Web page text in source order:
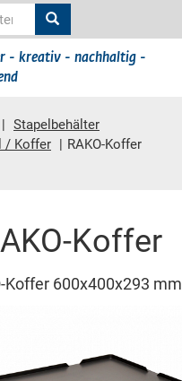
- kreativ - nachhaltig -
Stapelbehälter
/ Koffer
RAKO-Koffer
Koffer
Koffer 600x400x293 mm